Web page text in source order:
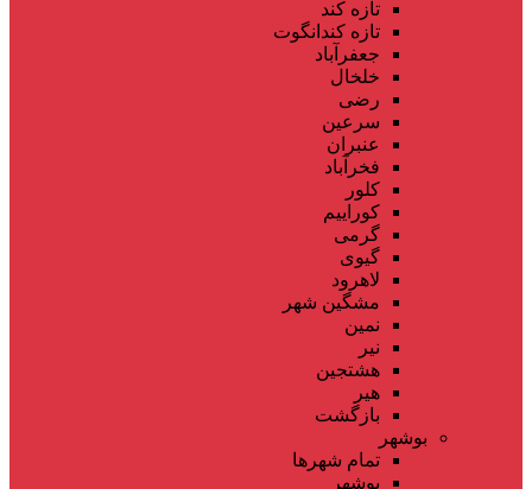
تازه کند
تازه کندانگوت
جعفرآباد
خلخال
رضی
سرعین
عنبران
فخرآباد
کلور
کوراییم
گرمی
گیوی
لاهرود
مشگین شهر
نمین
نیر
هشتجین
هیر
بازگشت
بوشهر
تمام شهر‌ها
بوشهر